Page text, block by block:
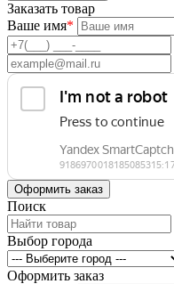
Заказать товар
Ваше имя*
Поиск
Выбор города
Оформить заказ